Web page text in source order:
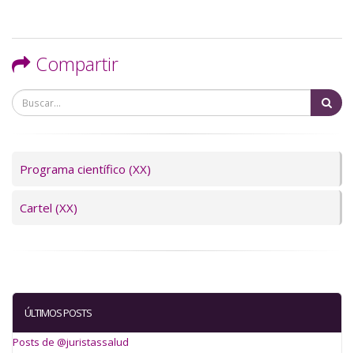
Compartir
Programa científico (XX)
Cartel (XX)
ÚLTIMOS POSTS
Posts de @juristassalud